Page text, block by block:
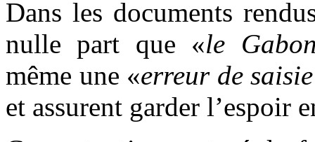
Dans les documents
nulle part que «le
même une «erreur de
et assurent garder l’espoir